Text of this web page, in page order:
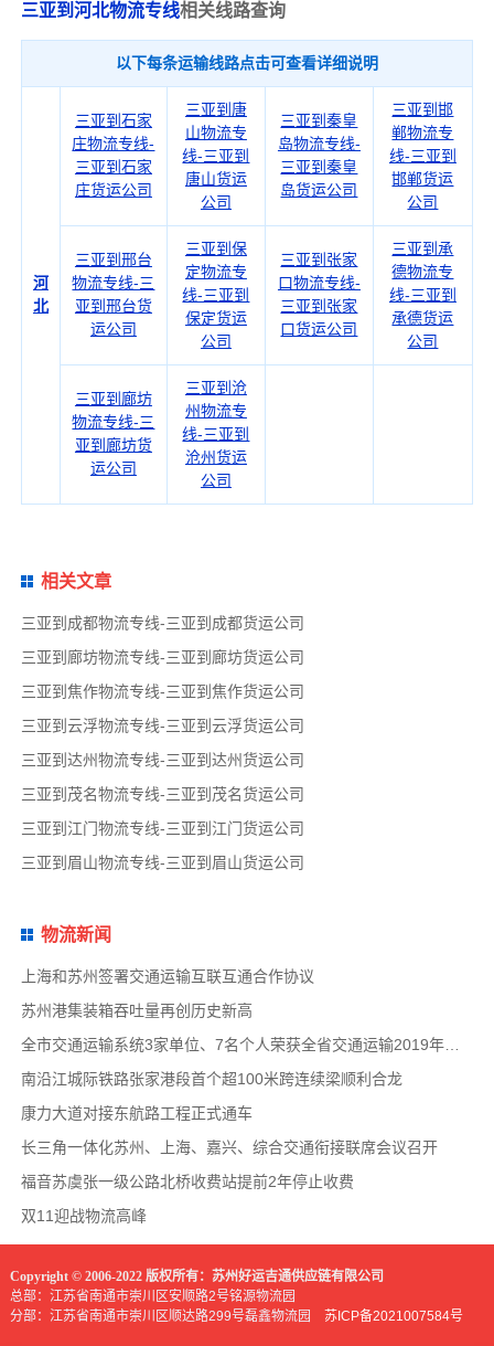
三亚到河北物流专线相关线路查询
以下每条运输线路点击可查看详细说明
河
北
三亚到石家
庄物流专线-
三亚到石家
庄货运公司
三亚到唐
山物流专
线-三亚到
唐山货运
公司
三亚到秦皇
岛物流专线-
三亚到秦皇
岛货运公司
三亚到邯
郸物流专
线-三亚到
邯郸货运
公司
三亚到邢台
物流专线-三
亚到邢台货
运公司
三亚到保
定物流专
线-三亚到
保定货运
公司
三亚到张家
口物流专线-
三亚到张家
口货运公司
三亚到承
德物流专
线-三亚到
承德货运
公司
三亚到廊坊
物流专线-三
亚到廊坊货
运公司
三亚到沧
州物流专
线-三亚到
沧州货运
公司
相关文章
三亚到成都物流专线-三亚到成都货运公司
三亚到廊坊物流专线-三亚到廊坊货运公司
三亚到焦作物流专线-三亚到焦作货运公司
三亚到云浮物流专线-三亚到云浮货运公司
三亚到达州物流专线-三亚到达州货运公司
三亚到茂名物流专线-三亚到茂名货运公司
三亚到江门物流专线-三亚到江门货运公司
三亚到眉山物流专线-三亚到眉山货运公司
物流新闻
上海和苏州签署交通运输互联互通合作协议
苏州港集装箱吞吐量再创历史新高
全市交通运输系统3家单位、7名个人荣获全省交通运输2019年度扫黑除恶专项斗争先进集体和先
南沿江城际铁路张家港段首个超100米跨连续梁顺利合龙
康力大道对接东航路工程正式通车
长三角一体化苏州、上海、嘉兴、综合交通衔接联席会议召开
福音苏虞张一级公路北桥收费站提前2年停止收费
双11迎战物流高峰
Copyright © 2006-2022 版权所有：苏州好运吉通供应链有限公司
总部：江苏省南通市崇川区安顺路2号铭源物流园
分部：江苏省南通市崇川区顺达路299号磊鑫物流园 苏ICP备2021007584号